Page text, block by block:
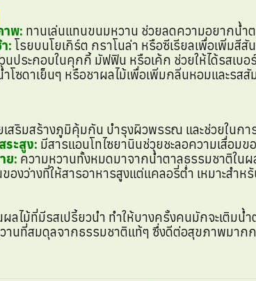
าพ: ทานเล่นแทนขนมหวาน ช่วยลดความอยากน้ำ
: โรยบนโยเกิร์ต กราโนล่า หรือซีเรียลเพื่อเพิ่มสีสั
นประกอบในคุกกี้ มัฟฟิน หรือเค้ก ช่วยให้ได้รสเบอ
ำโซดาเย็นๆ หรือชาผลไม้เพื่อเพิ่มกลิ่นหอมและรส
เสริมสร้างภูมิคุ้มกัน บำรุงผิวพรรณ และช่วยในกา
ระสูง: มีสารแอนโทไซยานินช่วยชะลอความเสื่อมข
ย: ความหวานทั้งหมดมาจากน้ำตาลธรรมชาติในผ
ของว่างที่ให้สารอาหารสูงแต่แคลอรี่ต่ำ เหมาะสำห
ผลไม้ที่มีรสเปรี้ยวนำ ทำให้บางครั้งคนมักจะเติม
านที่สมดุลจากธรรมชาติแท้ๆ ซึ่งดีต่อสุขภาพมาก